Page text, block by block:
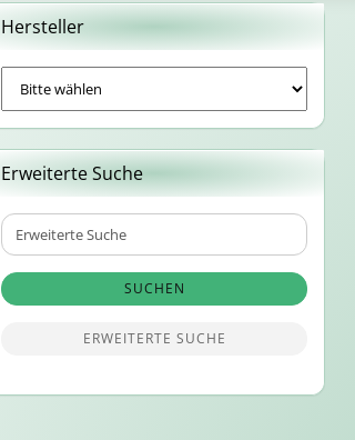
Hersteller
Erweiterte Suche
Erweiterte
Suche
SUCHEN
ERWEITERTE SUCHE